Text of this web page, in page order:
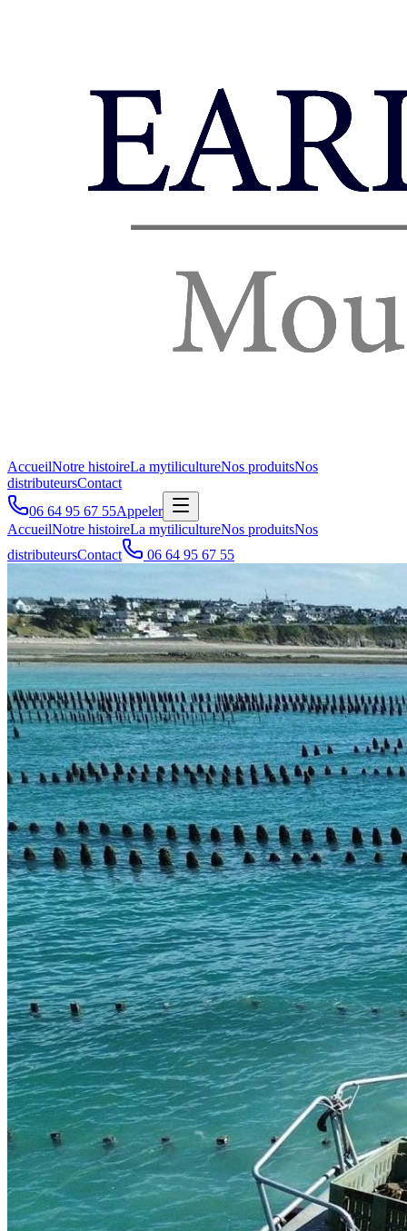
AccueilNotre histoireLa mytilicultureNos produitsNos
distributeursContact
06 64 95 67 55Appeler
AccueilNotre histoireLa mytilicultureNos produitsNos
distributeursContact 06 64 95 67 55